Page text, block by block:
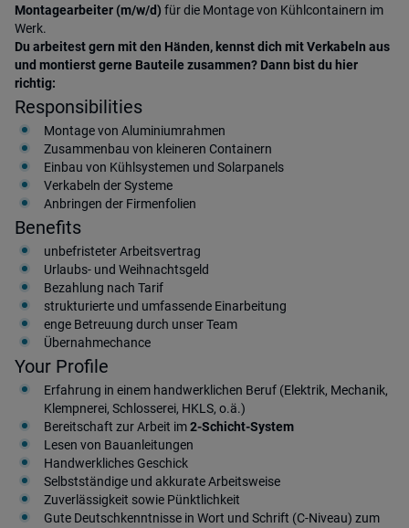
Montagearbeiter (m/w/d) für die Montage von Kühlcontainern im
Werk.
Du arbeitest gern mit den Händen, kennst dich mit Verkabeln aus
und montierst gerne Bauteile zusammen? Dann bist du hier
richtig:
Responsibilities
Montage von Aluminiumrahmen
Zusammenbau von kleineren Containern
Einbau von Kühlsystemen und Solarpanels
Verkabeln der Systeme
Anbringen der Firmenfolien
Benefits
unbefristeter Arbeitsvertrag
Urlaubs- und Weihnachtsgeld
Bezahlung nach Tarif
strukturierte und umfassende Einarbeitung
enge Betreuung durch unser Team
Übernahmechance
Your Profile
Erfahrung in einem handwerklichen Beruf (Elektrik, Mechanik,
Klempnerei, Schlosserei, HKLS, o.ä.)
Bereitschaft zur Arbeit im2-Schicht-System
Lesen von Bauanleitungen
Handwerkliches Geschick
Selbstständige und akkurate Arbeitsweise
Zuverlässigkeit sowie Pünktlichkeit
Gute Deutschkenntnisse in Wort und Schrift (C-Niveau) zum